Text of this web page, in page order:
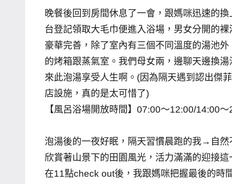
客
及
旅
遊
誌
專
欄、
光
局
作
晚餐後回到房間休息了一會，跟媽咪迅速的
台登記領取大毛巾便進入浴場，男女分開的
豪華完善，除了室內有三個不同溫度的湯池
的烤箱跟蒸氣室。我們母女兩，邊聊天邊換
來此泡湯享受人生啊。(因為隔天遇到認出傑
店設施，真的是太可惜了)
【風呂浴場開放時間】07:00～12:00/14:00～
泡湯後的一夜好眠，隔天習慣晨跑的我→自然
欣賞著山景下的田園風光，活力滿滿的迎接這
在11點check out後，我跟媽咪把握最後的時